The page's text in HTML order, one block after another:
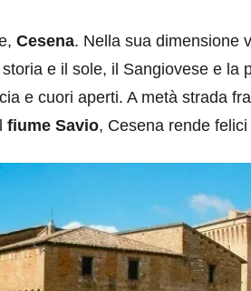
Cesena. Nella sua dimensione
e il sole, il Sangiovese e la
e cuori aperti. A metà strada
fiume Savio, Cesena rende